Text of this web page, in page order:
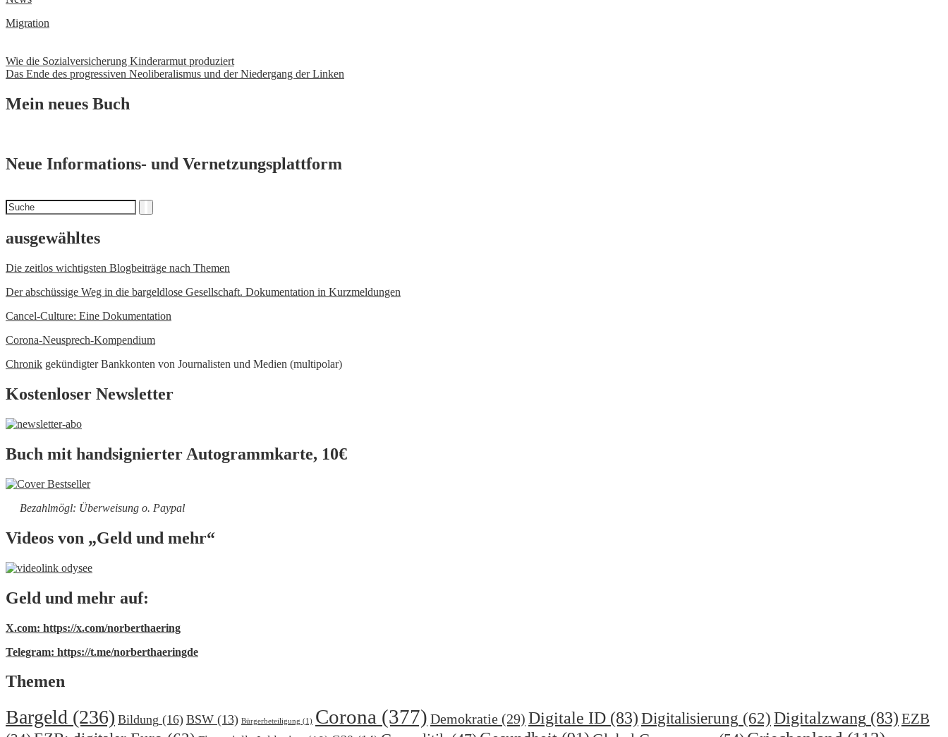
Migration
Beitrags-
Navigation
Wie die Sozialversicherung Kinderarmut produziert
Das Ende des progressiven Neoliberalismus und der Niedergang der Linken
Mein neues Buch
Neue Informations- und Vernetzungsplattform
Suchen
nach
ausgewähltes
Die zeitlos wichtigsten Blogbeiträge nach Themen
Der abschüssige Weg in die bargeldlose Gesellschaft. Dokumentation in Kurzmeldungen
Cancel-Culture: Eine Dokumentation
Corona-Neusprech-Kompendium
Chronik gekündigter Bankkonten von Journalisten und Medien (multipolar)
Kostenloser Newsletter
Buch mit handsignierter Autogrammkarte, 10€
Bezahlmögl: Überweisung o. Paypal
Videos von „Geld und mehr“
Geld und mehr auf:
X.com: https://x.com/norberthaering
Telegram: https://t.me/norberthaeringde
Themen
Bargeld (236) Bildung (16) BSW (13) Bürgerbeteiligung (1) Corona (377) Demokratie (29) Digitale ID (83) Digitalisierung (62) Digitalzwang (83) EZB